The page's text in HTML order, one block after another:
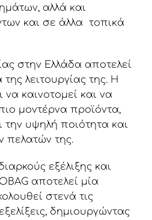
αλλά και
και σε άλλα τοπικά
στην Ελλάδα αποτελεί
λειτουργίας της. Η
να καινοτομεί και να
μοντέρνα προϊόντα,
την υψηλή ποιότητα και
πελατών της.
εξέλιξης και
αποτελεί μία
στενά τις
δημιουργώντας